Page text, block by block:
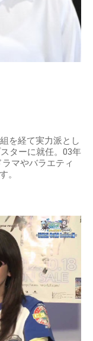
を経て実力派とし
ターに就任。03年
マやバラエティ
。